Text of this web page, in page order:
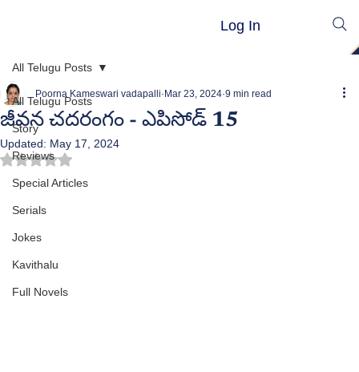
Log In
All Telugu Posts
Story
Reviews
Special Articles
Serials
Jokes
Kavithalu
Full Novels
All Telugu Posts
జీవన చదరంగం - ఎపిసోడ్ 15
Poorna Kameswari vadapalli Mar 23, 2024 9 min read
Updated: May 17, 2024
Rated NaN out of 5 stars.